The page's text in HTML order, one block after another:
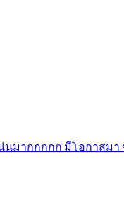
นมากกกกก มีโอกาสม